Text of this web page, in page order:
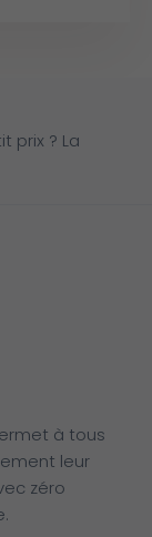
prix ? La
à tous
leur
zéro